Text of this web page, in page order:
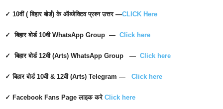
✓ 10वीं ( बिहार बोर्ड) के ऑब्जेक्टिव प्रश्न उत्तर —CLICK Here
✓ बिहार बोर्ड 10वी WhatsApp Group — Click here
✓ बिहार बोर्ड 12वी (Arts) WhatsApp Group — Click here
✓ बिहार बोर्ड 10वी & 12वी (Arts) Telegram — Click here
✓ Facebook Fans Page लाइक करे Click here